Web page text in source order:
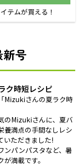
テムが買える！
新号
ク時短レシピ
Mizukiさんの夏ラク時
のMizukiさんに、夏バ
養満点の手間なしレシ
いただきました!
ンパンパスタなど、暑
満載です。